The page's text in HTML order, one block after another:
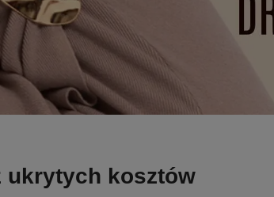
ukrytych kosztów